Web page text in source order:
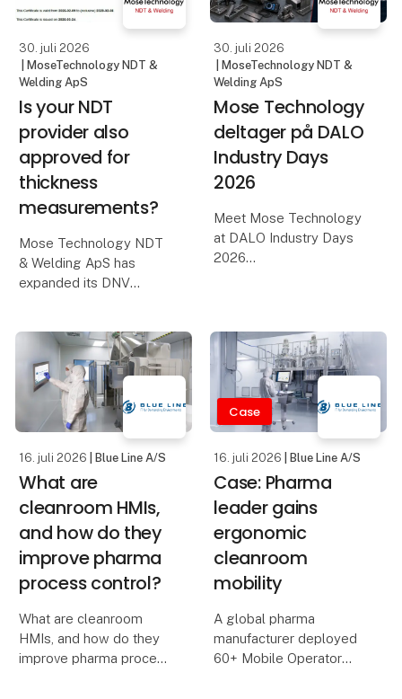
virksomheder inden for
30. juli 2026
| MoseTechnology NDT &
Welding ApS
Is your NDT
provider also
approved for
thickness
measurements?
Mose Technology NDT
& Welding ApS has
expanded its DNV
measurements (UTM).
This means that
customers can use one
approved provider for
both NDT and thicknes
30. juli 2026
| MoseTechnology NDT &
Welding ApS
Mose Technology
deltager på DALO
Industry Days
2026
Meet Mose Technology
at DALO Industry Days
2026
international defence
industry will gather at
MCH Messecenter
Herning—and Mose
Technology NDT &
Welding ApS will
16. juli 2026 | Blue Line A/S
What are
cleanroom HMIs,
and how do they
improve pharma
process control?
What are cleanroom
HMIs, and how do they
improve pharma process
Case
16. juli 2026 | Blue Line A/S
Case: Pharma
leader gains
ergonomic
cleanroom
mobility
A global pharma
manufacturer deployed
60+ Mobile Operator